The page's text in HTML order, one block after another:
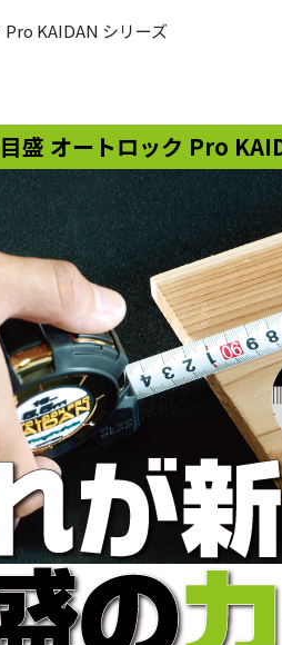
KAIDAN シリーズ
盛 オートロック Pro